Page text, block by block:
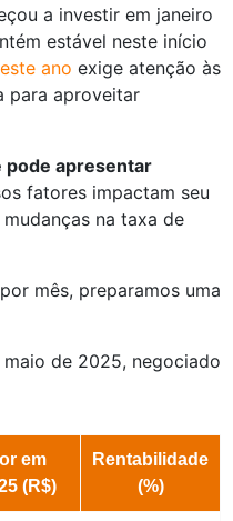
a investir em janeiro
estável neste início
ano exige atenção às
para aproveitar
pode apresentar
fatores impactam seu
na taxa de
mês, preparamos uma
de 2025, negociado
em
(R$)
Rentabilidade
(%)